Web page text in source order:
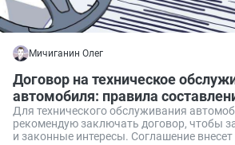
Мичиганин Олег
Договор на техническое
автомобиля: правила
Для технического обслуживания
рекомендую заключать договор, чтобы
и законные интересы. Соглашение внесет